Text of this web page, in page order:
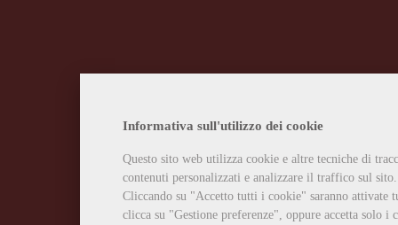
Informativa sull'utilizzo dei cookie
Questo sito web utilizza cookie e altre tecniche di
contenuti personalizzati e analizzare il traffico sul sito.
Cliccando su "Accetto tutti i cookie" saranno attivate
clicca su "Gestione preferenze", oppure accetta solo